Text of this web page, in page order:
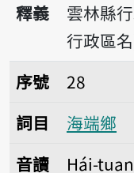
釋義
雲林縣
行政區
序號28海端鄉
序號
28
詞目
海端鄉
音讀
Hái-